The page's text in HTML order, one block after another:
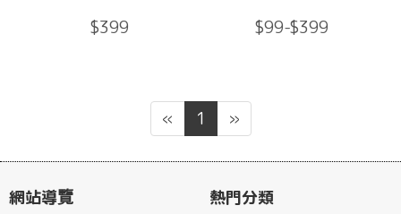
$399 $99-$399
« 1 »
網站導覽
熱門分類